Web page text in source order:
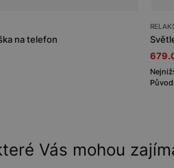
na telefon
Vás mohou